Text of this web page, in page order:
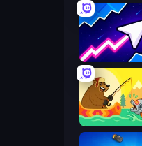
Space Waves
Fish Orbit